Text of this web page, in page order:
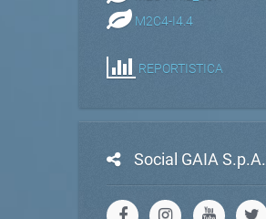
M2C4-I4.4
REPORTISTICA
Social GAIA S.p.A.